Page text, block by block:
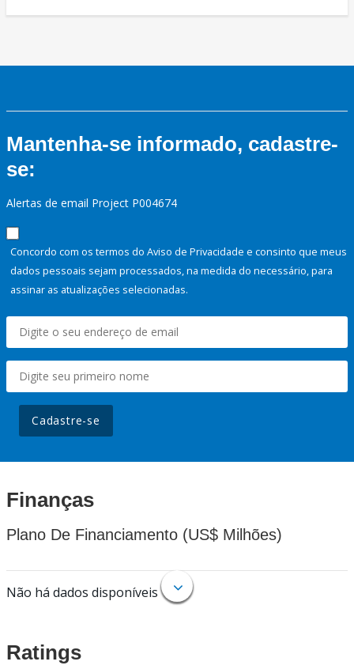
Mantenha-se informado, cadastre-
se:
Alertas de email Project P004674
Concordo com os termos do Aviso de Privacidade e consinto que meus
dados pessoais sejam processados, na medida do necessário, para
assinar as atualizações selecionadas.
Cadastre-se
Finanças
Plano De Financiamento (US$ Milhões)
Não há dados disponíveis
Ratings